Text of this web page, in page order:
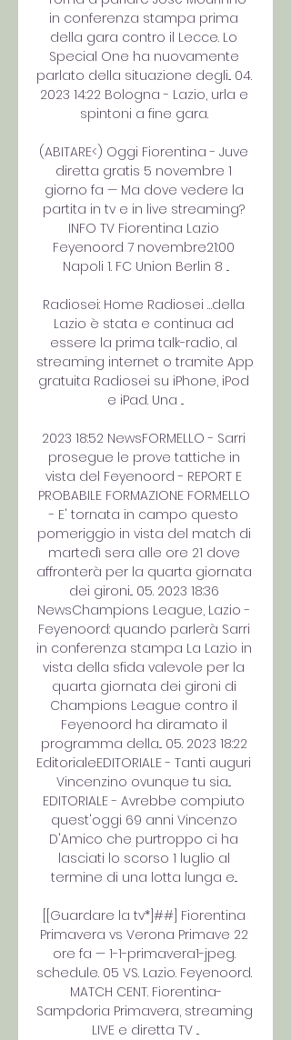
in conferenza stampa prima
della gara contro il Lecce. Lo
Special One ha nuovamente
parlato della situazione degli... 04.
2023 14:22 Bologna - Lazio, urla e
spintoni a fine gara.
(ABITARE<) Oggi Fiorentina - Juve
diretta gratis 5 novembre 1
giorno fa — Ma dove vedere la
partita in tv e in live streaming?
INFO TV Fiorentina Lazio
Feyenoord 7 novembre21:00
Napoli 1. FC Union Berlin 8 ...
Radiosei: Home Radiosei …della
Lazio è stata e continua ad
essere la prima talk-radio, al
streaming internet o tramite App
gratuita Radiosei su iPhone, iPod
e iPad. Una ...
2023 18:52 NewsFORMELLO - Sarri
prosegue le prove tattiche in
vista del Feyenoord - REPORT E
PROBABILE FORMAZIONE FORMELLO
- E' tornata in campo questo
pomeriggio in vista del match di
martedì sera alle ore 21 dove
affronterà per la quarta giornata
dei gironi... 05. 2023 18:36
NewsChampions League, Lazio -
Feyenoord: quando parlerà Sarri
in conferenza stampa La Lazio in
vista della sfida valevole per la
quarta giornata dei gironi di
Champions League contro il
Feyenoord ha diramato il
programma della... 05. 2023 18:22
EditorialeEDITORIALE - Tanti auguri
Vincenzino ovunque tu sia...
EDITORIALE - Avrebbe compiuto
quest'oggi 69 anni Vincenzo
D'Amico che purtroppo ci ha
lasciati lo scorso 1 luglio al
termine di una lotta lunga e...
[[Guardare la tv*]##] Fiorentina
Primavera vs Verona Primave 22
ore fa — 1-1-primavera1-jpeg.
schedule. 05 VS. Lazio. Feyenoord.
MATCH CENT. Fiorentina-
Sampdoria Primavera, streaming
LIVE e diretta TV ...